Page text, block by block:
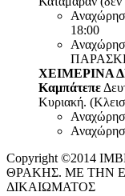
18:00
ΧΕΙΜΕΡΙΝΑ
Καμπάτεπε
Κυριακή.
Copyright ©2014
ΘΡΑΚΗΣ. ΜΕ ΤΗΝ
ΔΙΚΑΙΩΜΑΤΟΣ